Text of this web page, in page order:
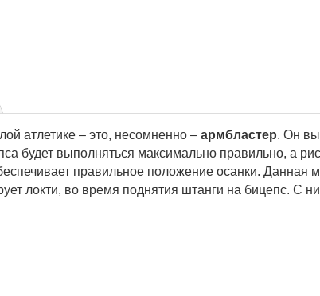
атлетике – это, несомненно – армбластер. Он
будет выполняться максимально правильно, а
правильное положение осанки. Данная
локти, во время поднятия штанги на бицепс. С